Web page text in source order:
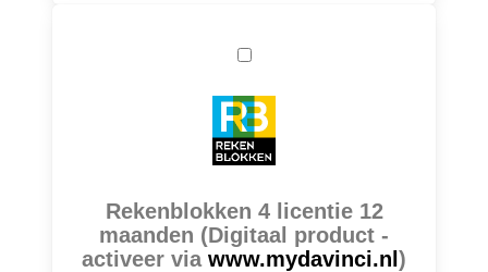
Rekenblokken 4 licentie 12
maanden (Digitaal product -
activeer via www.mydavinci.nl )